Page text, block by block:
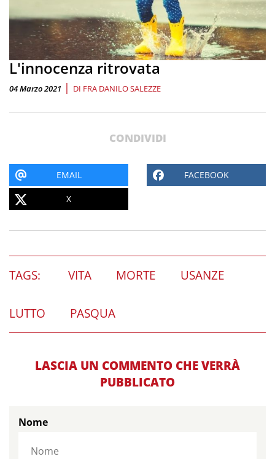
L'innocenza ritrovata
04 Marzo 2021 | DI FRA DANILO SALEZZE
CONDIVIDI
EMAIL FACEBOOK
X
TAGS: VITA MORTE USANZE
LUTTO PASQUA
LASCIA UN COMMENTO CHE VERRÀ
PUBBLICATO
Nome